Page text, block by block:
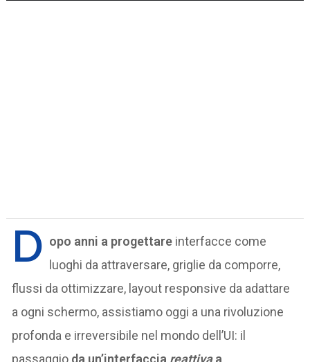
D opo anni a progettare interfacce come
luoghi da attraversare, griglie da comporre,
flussi da ottimizzare, layout responsive da adattare
a ogni schermo, assistiamo oggi a una rivoluzione
profonda e irreversibile nel mondo dell’UI: il
passaggio da un’interfaccia reattivaa